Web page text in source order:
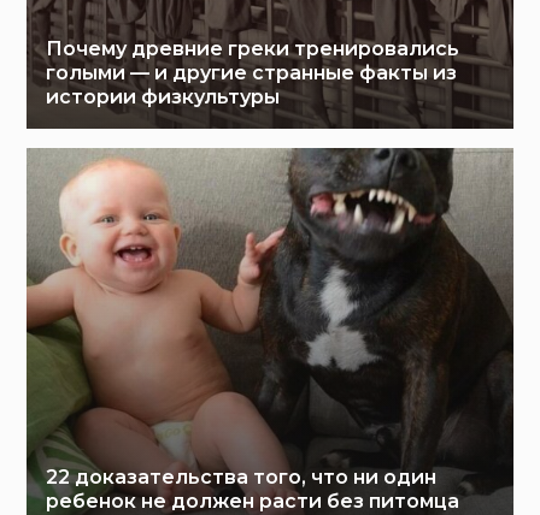
Почему древние греки тренировались
голыми — и другие странные факты из
истории физкультуры
22 доказательства того, что ни один
ребенок не должен расти без питомца